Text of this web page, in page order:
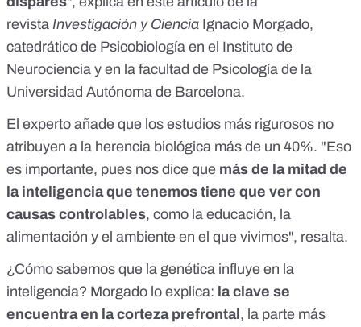
revista Investigación y Ciencia Ignacio Morgado,
catedrático de Psicobiología en el Instituto de
Neurociencia y en la facultad de Psicología de la
Universidad Autónoma de Barcelona.
El experto añade que los estudios más rigurosos no
atribuyen a la herencia biológica más de un 40%. "Eso
es importante, pues nos dice que más de la mitad de
la inteligencia que tenemos tiene que ver con
causas controlables, como la educación, la
alimentación y el ambiente en el que vivimos", resalta.
¿Cómo sabemos que la genética influye en la
inteligencia? Morgado lo explica: la clave se
encuentra en la corteza prefrontal, la parte más